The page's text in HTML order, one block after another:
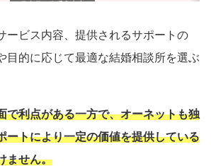
スクロールできます
ービス内容、提供されるサポートの
目的に応じて最適な結婚相談所を選ぶ
で利点がある一方で、オーネットも独
ートにより一定の価値を提供している
ません。